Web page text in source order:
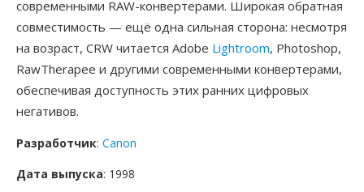
современными RAW-конвертерами. Широкая обратная
совместимость — ещё одна сильная сторона: несмотря
на возраст, CRW читается Adobe Lightroom, Photoshop,
RawTherapee и другими современными конвертерами,
обеспечивая доступность этих ранних цифровых
негативов.
Разработчик: Canon
Дата выпуска: 1998